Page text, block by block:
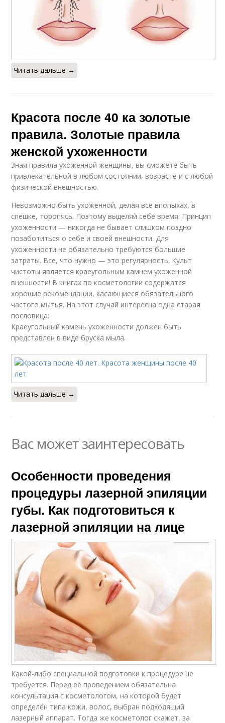
Читать дальше →
Красота после 40 ка золотые
правила. Золотые правила
женской ухоженности
Зная правила ухоженной женщины, вы сможете быть
привлекательной в любом состоянии, возрасте и с любой
физической внешностью.
Невозможно быть ухоженной, делая всё впопыхах, в
спешке, торопясь. Поэтому выделяй себе время. Принцип
ухоженности — никогда не бывает слишком поздно
позаботиться о себе и своей внешности. Для
ухоженности не обязательно требуются большие
затраты. Все, что нужно — это регулярность. Культ
чистоты является краеугольным камнем ухоженной
внешности! В книгах по косметологии содержатся
хорошие рекомендации, касающиеся обязательного
частого мытья. На этот случай интересна одна старая
пословица:
Краеугольный камень ухоженности должен быть
представлен в виде бруска мыла.
Читать дальше →
Вас может заинтересовать
Особенности проведения
процедуры лазерной эпиляции
губы. Как подготовиться к
лазерной эпиляции на лице
Какой-либо специальной подготовки к процедуре не
требуется. Перед её проведением обязательна
консультация с косметологом, на которой будет
определён типа кожи, волос, выбран подходящий
лазерный аппарат. Тогда же косметолог скажет, за